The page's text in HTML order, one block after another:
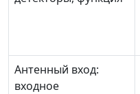
Антенный вход:
входное